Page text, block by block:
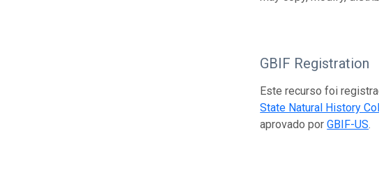
GBIF Registration
Este recurso foi
State Natural History
aprovado porGBIF-US.